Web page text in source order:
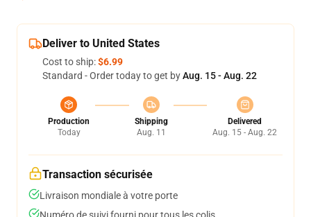
Deliver to United States
Cost to ship:$6.99
Standard - Order today to get byAug. 15 - Aug. 22
Production
Today
Shipping
Aug. 11
Delivered
Aug. 15 - Aug. 22
Transaction sécurisée
Livraison mondiale à votre porte